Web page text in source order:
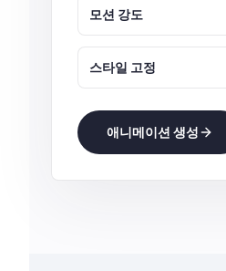
모션 강도
스타일 고정
애니메이션 생성